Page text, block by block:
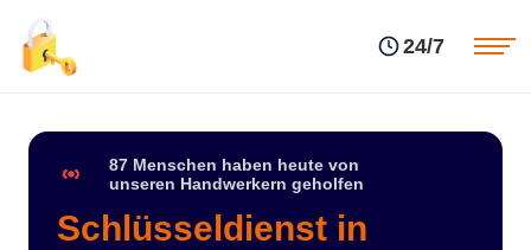
24/7
87 Menschen haben heute von
unseren Handwerkern geholfen
Schlüsseldienst in